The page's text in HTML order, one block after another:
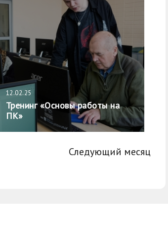
12.02.25
Тренинг «Основы работы на
ПК»
Следующий месяц